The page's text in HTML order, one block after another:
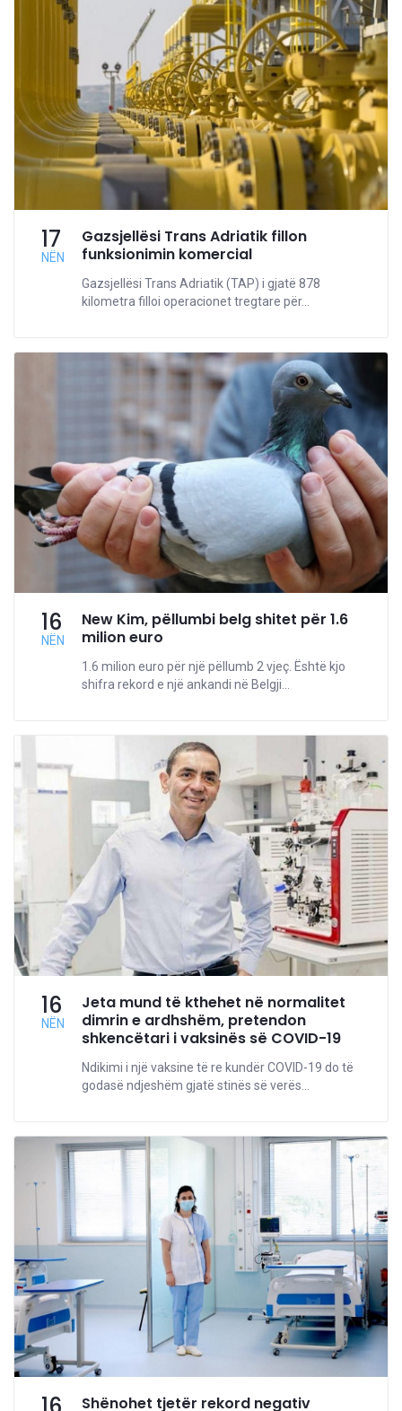
17
NËN
Gazsjellësi Trans Adriatik fillon
funksionimin komercial
Gazsjellësi Trans Adriatik (TAP) i gjatë 878
kilometra filloi operacionet tregtare për...
16
NËN
New Kim, pëllumbi belg shitet për 1.6
milion euro
1.6 milion euro për një pëllumb 2 vjeç. Është kjo
shifra rekord e një ankandi në Belgji...
16
NËN
Jeta mund të kthehet në normalitet
dimrin e ardhshëm, pretendon
shkencëtari i vaksinës së COVID-19
Ndikimi i një vaksine të re kundër COVID-19 do të
godasë ndjeshëm gjatë stinës së verës...
Shënohet tjetër rekord negativ